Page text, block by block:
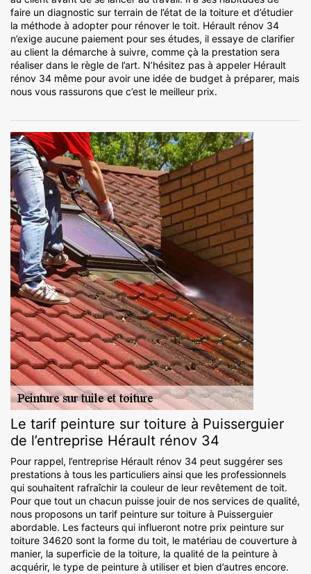
faire un diagnostic sur terrain de l’état de la toiture et d’étudier
la méthode à adopter pour rénover le toit. Hérault rénov 34
n’exige aucune paiement pour ses études, il essaye de clarifier
au client la démarche à suivre, comme çà la prestation sera
réaliser dans le règle de l’art. N’hésitez pas à appeler Hérault
rénov 34 même pour avoir une idée de budget à préparer, mais
nous vous rassurons que c’est le meilleur prix.
Le tarif peinture sur toiture à Puisserguier
de l’entreprise Hérault rénov 34
Pour rappel, l’entreprise Hérault rénov 34 peut suggérer ses
prestations à tous les particuliers ainsi que les professionnels
qui souhaitent rafraîchir la couleur de leur revêtement de toit.
Pour que tout un chacun puisse jouir de nos services de qualité,
nous proposons un tarif peinture sur toiture à Puisserguier
abordable. Les facteurs qui influeront notre prix peinture sur
toiture 34620 sont la forme du toit, le matériau de couverture à
manier, la superficie de la toiture, la qualité de la peinture à
acquérir, le type de peinture à utiliser et bien d’autres encore.